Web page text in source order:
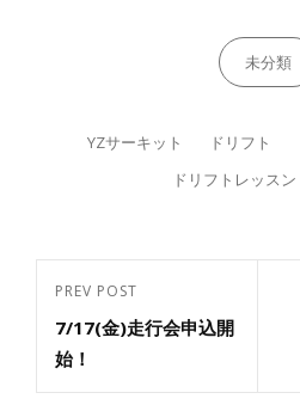
Categories
未分類
Tags,
YZサーキット ドリフト
ドリフトレッスン
投
稿
ナ
ビ
Previous
Post
PREV POST
7/17(金)走行会申込開
始！